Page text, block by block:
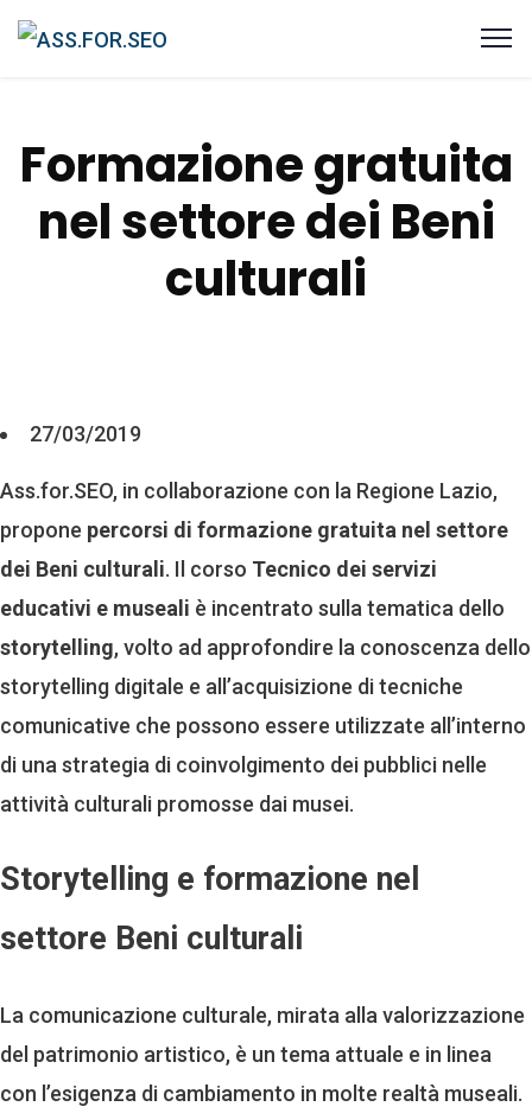
Formazione gratuita
nel settore dei Beni
culturali
27/03/2019
Ass.for.SEO, in collaborazione con la Regione Lazio,
propone percorsi di formazione gratuita nel settore
dei Beni culturali. Il corso Tecnico dei servizi
educativi e museali è incentrato sulla tematica dello
storytelling, volto ad approfondire la conoscenza dello
storytelling digitale e all’acquisizione di tecniche
comunicative che possono essere utilizzate all’interno
di una strategia di coinvolgimento dei pubblici nelle
attività culturali promosse dai musei.
Storytelling e formazione nel
settore Beni culturali
La comunicazione culturale, mirata alla valorizzazione
del patrimonio artistico, è un tema attuale e in linea
con l’esigenza di cambiamento in molte realtà museali.